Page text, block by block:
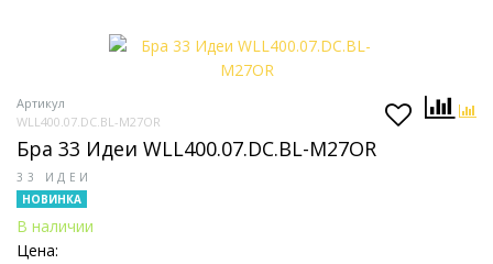
Артикул
WLL400.07.DC.BL-M27OR
Бра 33 Идеи WLL400.07.DC.BL-M27OR
33 ИДЕИ
НОВИНКА
В наличии
Цена: